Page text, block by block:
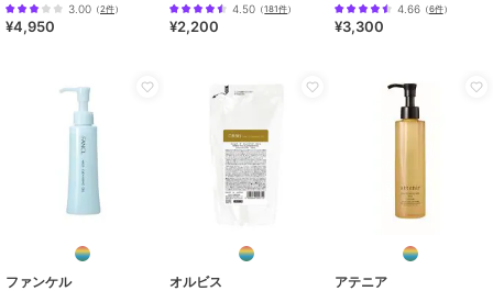
3.00 （2件）
¥4,950
4.50 （181件）
¥2,200
4.66（6件）
¥3,300
ファンケル オルビス アテニア